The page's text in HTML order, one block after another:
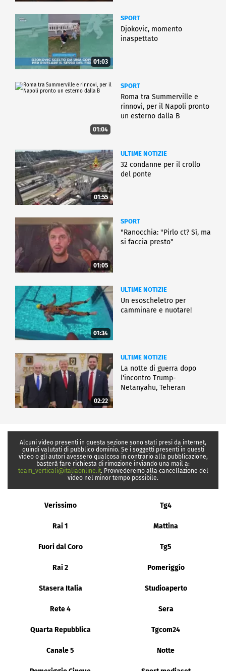
01:03
SPORT
Djokovic, momento
inaspettato
01:04
SPORT
Roma tra Summerville e
rinnovi, per il Napoli pronto
un esterno dalla B
01:55
ULTIME NOTIZIE
32 condanne per il crollo
del ponte
01:05
SPORT
"Ranocchia: "Pirlo ct? Sì, ma
si faccia presto"
01:34
ULTIME NOTIZIE
Un esoscheletro per
camminare e nuotare!
02:22
ULTIME NOTIZIE
La notte di guerra dopo
l'incontro Trump-
Netanyahu, Teheran
Alcuni video presenti in questa sezione sono stati presi da internet,
quindi valutati di pubblico dominio. Se i soggetti presenti in questi
video o gli autori avessero qualcosa in contrario alla pubblicazione,
basterà fare richiesta di rimozione inviando una mail a:
team_verticali@italiaonline.it. Provvederemo alla cancellazione del
video nel minor tempo possibile.
Verissimo Tg4
Rai 1 Mattina
Fuori dal Coro Tg5
Rai 2 Pomeriggio
Stasera Italia Studioaperto
Rete 4 Sera
Quarta Repubblica Tgcom24
Canale 5 Notte